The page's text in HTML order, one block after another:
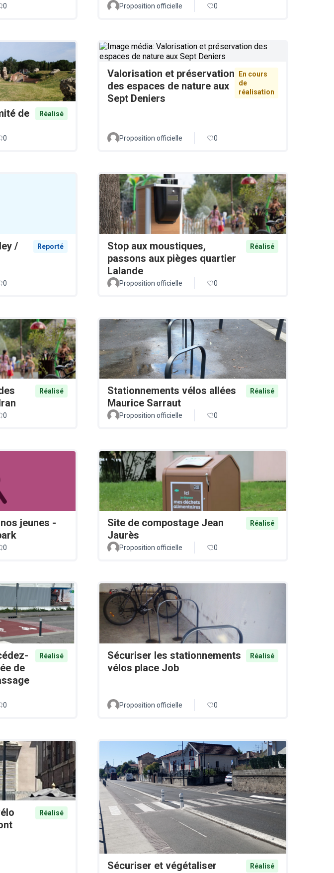
0 Proposition officielle 0
de
Réalisé
0
Valorisation et préservation
des espaces de nature aux
Sept Deniers
En cours
de
réalisation
Proposition officielle 0
/
Reporté
0
Stop aux moustiques,
passons aux pièges quartier
Lalande
Réalisé
Proposition officielle 0
Réalisé
0
Stationnements vélos allées
Maurice Sarraut
Réalisé
Proposition officielle 0
jeunes -
0
Site de compostage Jean
Jaurès
Réalisé
Proposition officielle 0
de
Réalisé
0
Sécuriser les stationnements
vélos place Job
Réalisé
Proposition officielle 0
Réalisé
Sécuriser et végétaliser
Réalisé